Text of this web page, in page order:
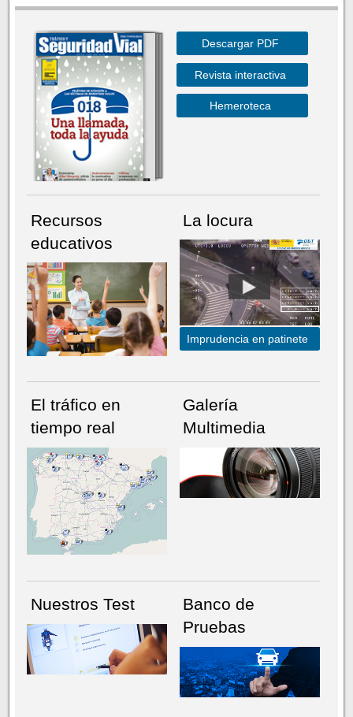
NÚMERO ACTUALHEMEROTECA
Descargar PDF
Revista interactiva
Hemeroteca
Recursos
educativos
La locura
Imprudencia en patinete
El tráfico en
tiempo real
Galería
Multimedia
Nuestros Test
Banco de
Pruebas